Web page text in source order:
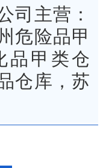
司主营：
危险品甲
品甲类仓
仓库，苏